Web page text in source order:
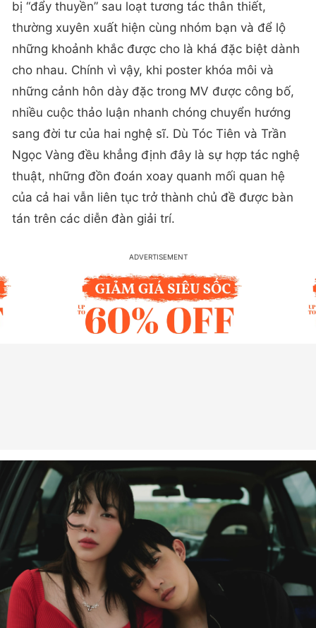
bị “đẩy thuyền” sau loạt tương tác thân thiết,
thường xuyên xuất hiện cùng nhóm bạn và để lộ
những khoảnh khắc được cho là khá đặc biệt dành
cho nhau. Chính vì vậy, khi poster khóa môi và
những cảnh hôn dày đặc trong MV được công bố,
nhiều cuộc thảo luận nhanh chóng chuyển hướng
sang đời tư của hai nghệ sĩ. Dù Tóc Tiên và Trần
Ngọc Vàng đều khẳng định đây là sự hợp tác nghệ
thuật, những đồn đoán xoay quanh mối quan hệ
của cả hai vẫn liên tục trở thành chủ đề được bàn
tán trên các diễn đàn giải trí.